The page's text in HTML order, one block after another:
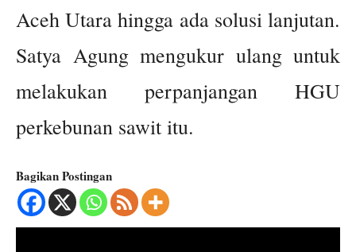
Aceh Utara hingga ada solusi lanjutan.
Satya Agung mengukur ulang untuk
melakukan perpanjangan HGU
perkebunan sawit itu.
Bagikan Postingan